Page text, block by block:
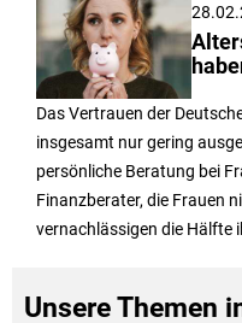
Das Vertrauen der
insgesamt nur gering
persönliche Beratung bei
Finanzberater, die Frauen
vernachlässigen die Hälfte
Unsere Themen